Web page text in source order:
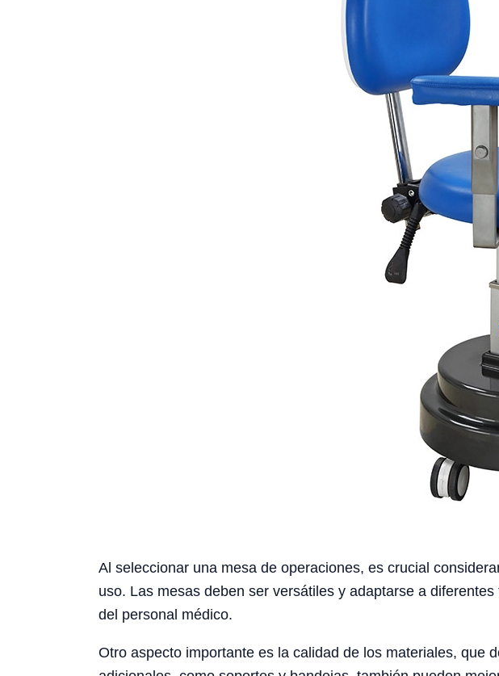
Al seleccionar una mesa de operaciones, es crucial
uso. Las mesas deben ser versátiles y adaptarse a
del personal médico.
Otro aspecto importante es la calidad de los materiales, que